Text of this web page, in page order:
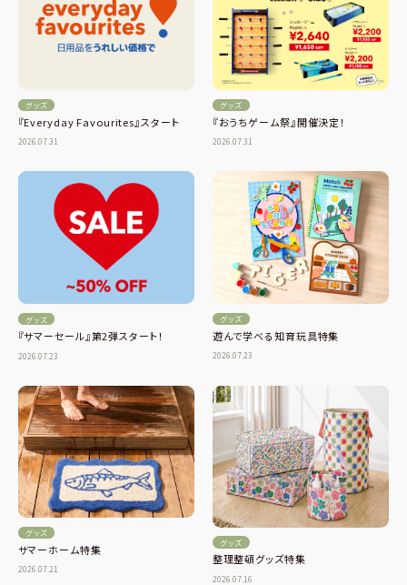
グッズ
『Everyday Favourites』スタート
2026.07.31
グッズ
『おうちゲーム祭』開催決定！
2026.07.31
グッズ
『サマーセール』第2弾スタート！
2026.07.23
グッズ
遊んで学べる知育玩具特集
2026.07.23
グッズ
サマーホーム特集
2026.07.21
グッズ
整理整頓グッズ特集
2026.07.16